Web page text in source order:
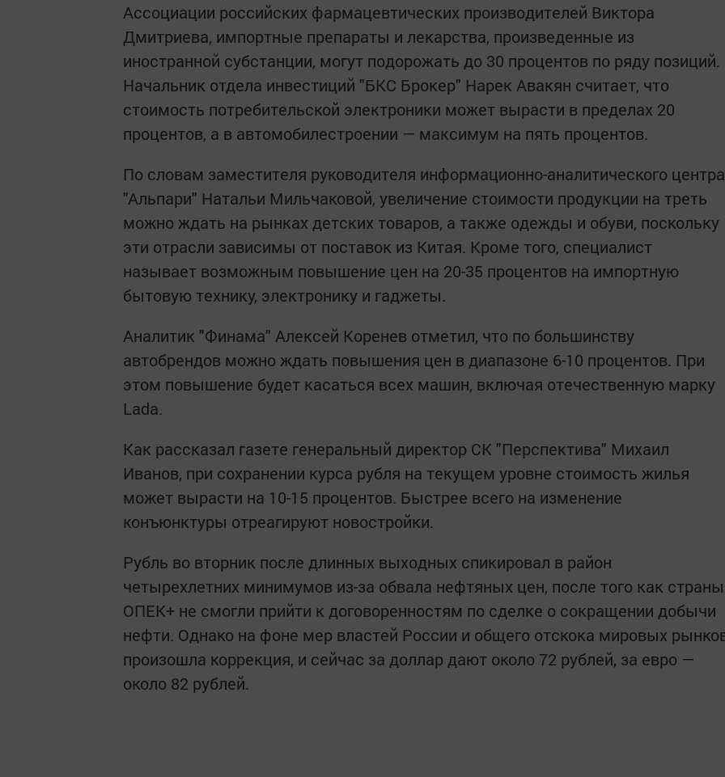
Ассоциации российских фармацевтических производителей Виктора
Дмитриева, импортные препараты и лекарства, произведенные из
иностранной субстанции, могут подорожать до 30 процентов по ряду
Начальник отдела инвестиций "БКС Брокер" Нарек Авакян считает, что
стоимость потребительской электроники может вырасти в пределах 20
процентов, а в автомобилестроении — максимум на пять процентов.
По словам заместителя руководителя информационно-аналитического центра
"Альпари" Натальи Мильчаковой, увеличение стоимости продукции на треть
можно ждать на рынках детских товаров, а также одежды и обуви, поскольку
эти отрасли зависимы от поставок из Китая. Кроме того, специалист
называет возможным повышение цен на 20-35 процентов на импортную
бытовую технику, электронику и гаджеты.
Аналитик "Финама" Алексей Коренев отметил, что по большинству
автобрендов можно ждать повышения цен в диапазоне 6-10 процентов. При
этом повышение будет касаться всех машин, включая отечественную марку
Lada.
Как рассказал газете генеральный директор СК "Перспектива" Михаил
Иванов, при сохранении курса рубля на текущем уровне стоимость жилья
может вырасти на 10-15 процентов. Быстрее всего на изменение
конъюнктуры отреагируют новостройки.
Рубль во вторник после длинных выходных спикировал в район
четырехлетних минимумов из-за обвала нефтяных цен, после того как страны
ОПЕК+ не смогли прийти к договоренностям по сделке о сокращении добычи
нефти. Однако на фоне мер властей России и общего отскока мировых
произошла коррекция, и сейчас за доллар дают около 72 рублей, за евро —
около 82 рублей.